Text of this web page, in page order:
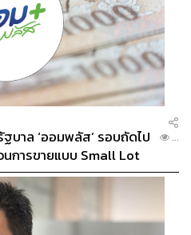
บาล ‘ออมพลัส’ รอบถัดไป
การขายแบบ Small Lot
...